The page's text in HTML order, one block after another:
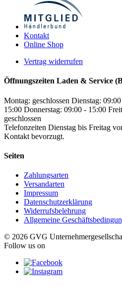
Kontakt
Online Shop
Vertrag widerrufen
Öffnungszeiten Laden & Service
Montag: geschlossen Dienstag:
15:00 Donnerstag: 09:00 - 15:00
geschlossen
Telefonzeiten Dienstag bis Freitag
Kontakt bevorzugt.
Seiten
Zahlungsarten
Versandarten
Impressum
Datenschutzerklärung
Widerrufsbelehrung
Allgemeine
© 2026 GVG
Follow us on